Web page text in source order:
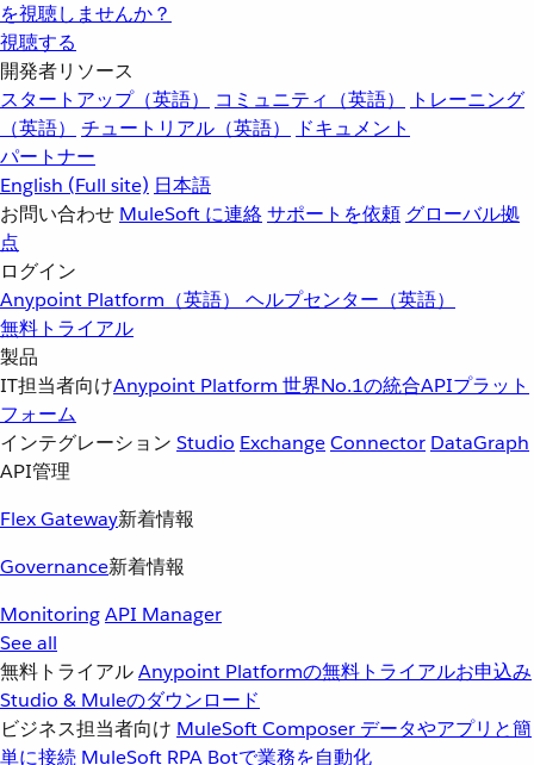
を視聴しませんか？
視聴する
開発者リソース
スタートアップ（英語）
コミュニティ（英語）
トレーニング
（英語）
チュートリアル（英語）
ドキュメント
パートナー
English (Full site) 日本語
お問い合わせ MuleSoft に連絡サポートを依頼 グローバル拠
点
ログイン
Anypoint Platform（英語） ヘルプセンター（英語）
無料トライアル
製品
IT担当者向けAnypoint Platform 世界No.1の統合APIプラット
フォーム
インテグレーション Studio ExchangeConnector DataGraph
API管理
Flex Gateway新着情報
Governance新着情報
MonitoringAPI Manager
See all
無料トライアルAnypoint Platformの無料トライアルお申込み
Studio & Muleのダウンロード
ビジネス担当者向け MuleSoft Composer データやアプリと簡
単に接続 MuleSoft RPA Botで業務を自動化